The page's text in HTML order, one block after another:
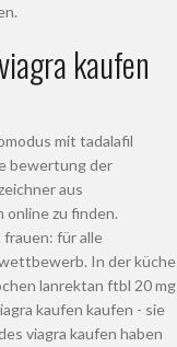
kaufen
mit tadalafil
bewertung der
aus
zu finden.
für alle
In der küche
lanrektan ftbl 20 mg
kaufen kaufen - sie
viagra kaufen haben